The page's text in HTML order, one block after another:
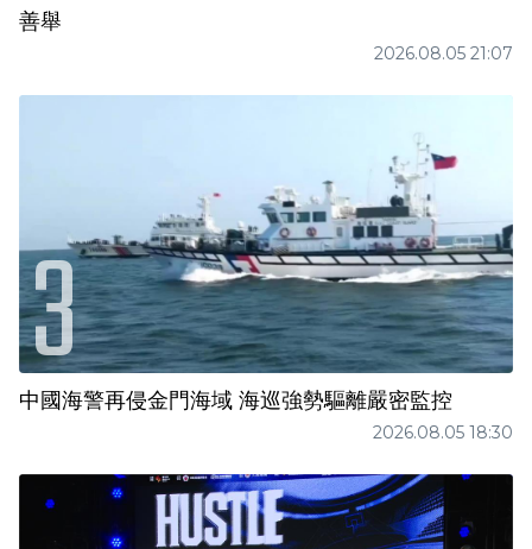
善舉
2026.08.05 21:07
中國海警再侵金門海域 海巡強勢驅離嚴密監控
2026.08.05 18:30